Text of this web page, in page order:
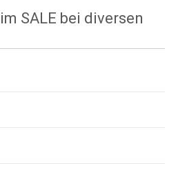
SALE bei diversen